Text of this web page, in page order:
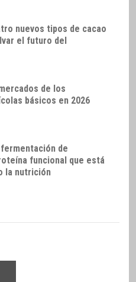
nuevos tipos de cacao
el futuro del
de los
básicos en 2026
de
funcional que está
la nutrición